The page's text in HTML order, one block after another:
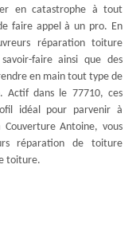
en catastrophe à tout
faire appel à un pro. En
réparation toiture
faire ainsi que des
en main tout type de
Actif dans le 77710, ces
idéal pour parvenir à
Antoine, vous
réparation de toiture
toiture.